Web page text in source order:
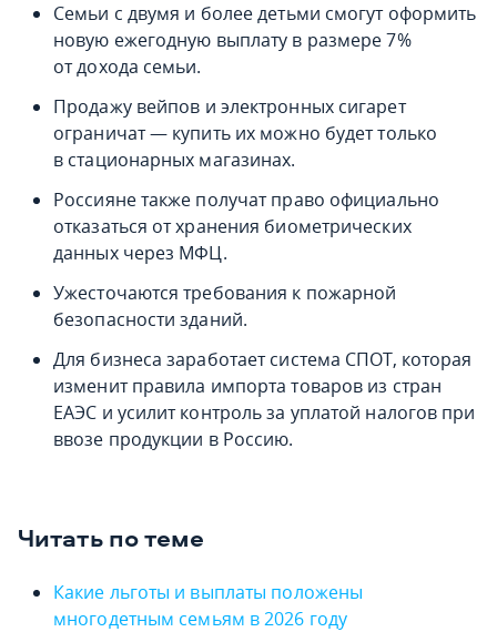
Семьи с двумя и более детьми смогут оформить
новую ежегодную выплату в размере 7%
от дохода семьи.
Продажу вейпов и электронных сигарет
ограничат — купить их можно будет только
в стационарных магазинах.
Россияне также получат право официально
отказаться от хранения биометрических
данных через МФЦ.
Ужесточаются требования к пожарной
безопасности зданий.
Для бизнеса заработает система СПОТ, которая
изменит правила импорта товаров из стран
ЕАЭС и усилит контроль за уплатой налогов при
ввозе продукции в Россию.
Читать по теме
Какие льготы и выплаты положены
многодетным семьям в 2026 году